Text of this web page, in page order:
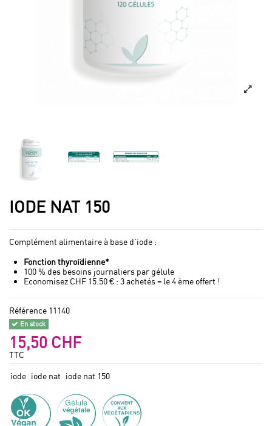
IODE NAT 150
Complément alimentaire à base d'iode :
Fonction thyroïdienne*
100 % des besoins journaliers par gélule
Economisez CHF 15.50 € : 3 achetés = le 4 ème offert !
Référence 11140
En stock
15,50 CHF
TTC
iode iode nat iode nat 150